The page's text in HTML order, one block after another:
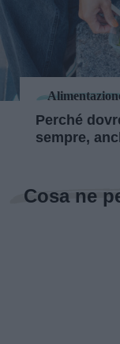
Perché
sempre,
Cosa ne